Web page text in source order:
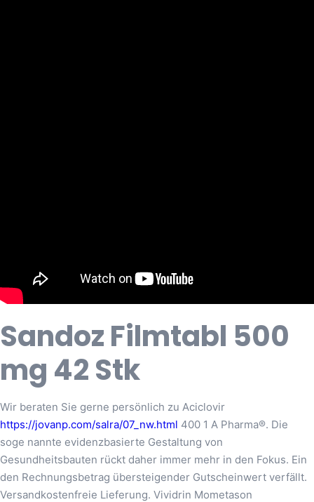
Sandoz Filmtabl 500
mg 42 Stk
Wir beraten Sie gerne persönlich zu Aciclovir
https://jovanp.com/salra/07_nw.html 400 1 A Pharma®. Die
soge nannte evidenzbasierte Gestaltung von
Gesundheitsbauten rückt daher immer mehr in den Fokus. Ein
den Rechnungsbetrag übersteigender Gutscheinwert verfällt.
Versandkostenfreie Lieferung. Vividrin Mometason